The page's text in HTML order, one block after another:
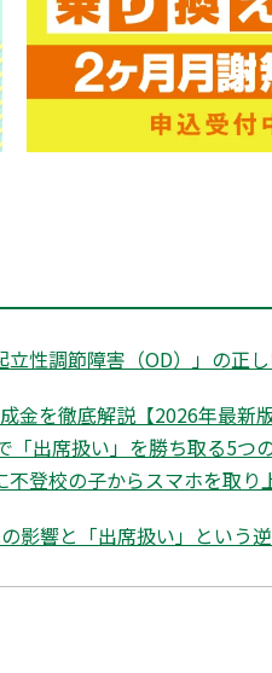
性調節障害（OD）」の正
金を徹底解説【2026年最新
「出席扱い」を勝ち取る5
登校の子からスマホを取
影響と「出席扱い」という